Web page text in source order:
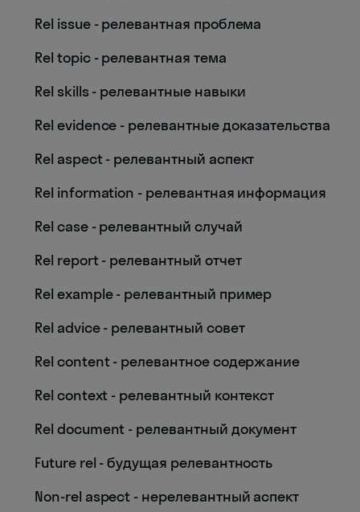
Rel issue - релевантная проблема
Rel topic - релевантная тема
Rel skills - релевантные навыки
Rel evidence - релевантные доказательства
Rel aspect - релевантный аспект
Rel information - релевантная информация
Rel case - релевантный случай
Rel report - релевантный отчет
Rel example - релевантный пример
Rel advice - релевантный совет
Rel content - релевантное содержание
Rel context - релевантный контекст
Rel document - релевантный документ
Future rel - будущая релевантность
Non-rel aspect - нерелевантный аспект